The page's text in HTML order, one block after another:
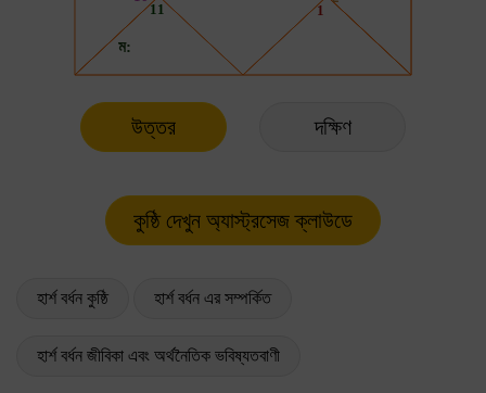
উত্তর দক্ষিণ
হার্শ বর্ধন কুষ্ঠি হার্শ বর্ধন এর সম্পর্কিত
হার্শ বর্ধন জীবিকা এবং অর্থনৈতিক ভবিষ্যতবাণী